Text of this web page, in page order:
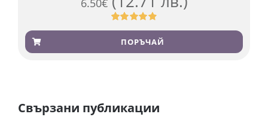
6.50€
Оценен
4.91 от 5,
501
ПОРЪЧАЙ
Свързани публикации